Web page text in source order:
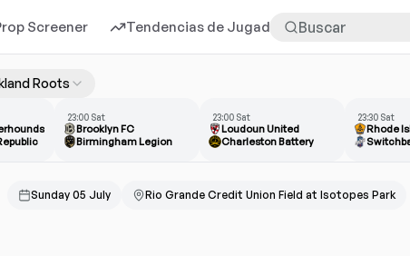
Screener Tendencias de Jugadores Más
Roots
23:00 Sat
Brooklyn FC
Birmingham Legion
23:00 Sat
Loudoun United
Charleston Battery
23:30 Sat
Rhode
Sunday 05 July Rio Grande Credit Union Field at Isotopes Park